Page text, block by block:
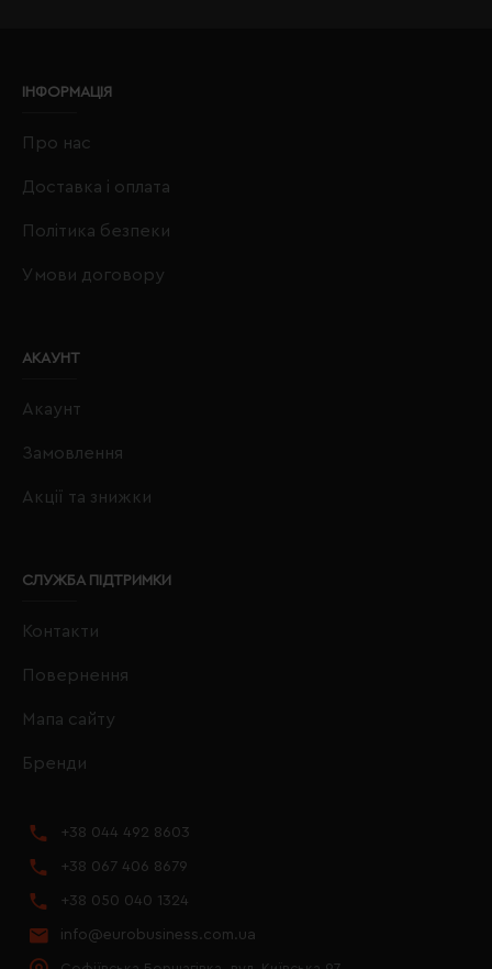
ІНФОРМАЦІЯ
Про нас
Доставка і оплата
Політика безпеки
Умови договору
АКАУНТ
Акаунт
Замовлення
Акції та знижки
СЛУЖБА ПІДТРИМКИ
Контакти
Повернення
Мапа сайту
Бренди
+38 044 492 8603
+38 067 406 8679
+38 050 040 1324
info@eurobusiness.com.ua